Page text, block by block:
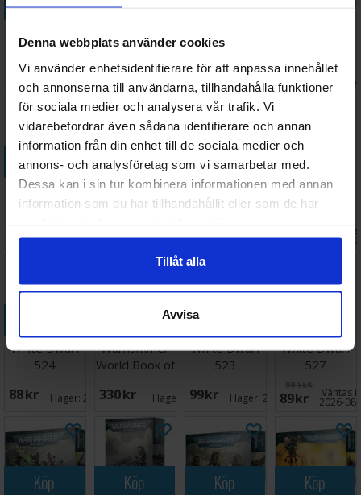
Denna webbplats använder cookies
Vi använder enhetsidentifierare för att anpassa innehållet
och annonserna till användarna, tillhandahålla funktioner
för sociala medier och analysera vår trafik. Vi
vidarebefordrar även sådana identifierare och annan
information från din enhet till de sociala medier och
annons- och analysföretag som vi samarbetar med.
Dessa kan i sin tur kombinera informationen med annan
information som du har tillhandahållit eller som de har
Tillåt alla
Avvisa
Royal Court
1 039 SEK Väntas in:
2026-08-12
Trazyn the
Infinite
239 SEK I lager:6 284 SEK I lager: 1
Ammentar
489 SEK I
Köp
Tomb World
(Paperback)
111 SEK I lager:3
Köp
Necrons
Canoptek
348 SEK I lager:1
Köp
Necrons
Monolith
1 359 SEK I lager:1
Köp
Necrons
Cryptek
285 SEK2026-
White Dwarf
524
88 SEK I lager: 20+
Warhammer
World Book of
330 SEK I lager: 7
White Dwarf
523
99 SEK I lager:20+
White Dwarf
527
89 SEK Väntas
2026-
Köp Köp Köp Köp